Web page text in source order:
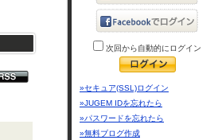
次回から自動的にログイン
»セキュア(SSL)ログイン
»JUGEM IDを忘れたら
»パスワードを忘れたら
»無料ブログ作成